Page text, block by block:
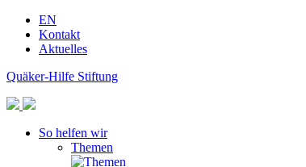
EN
Kontakt
Aktuelles
Quäker-Hilfe Stiftung
So helfen wir
Themen